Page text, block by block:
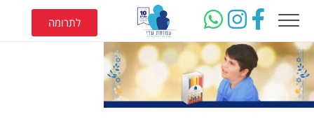
לתרומה